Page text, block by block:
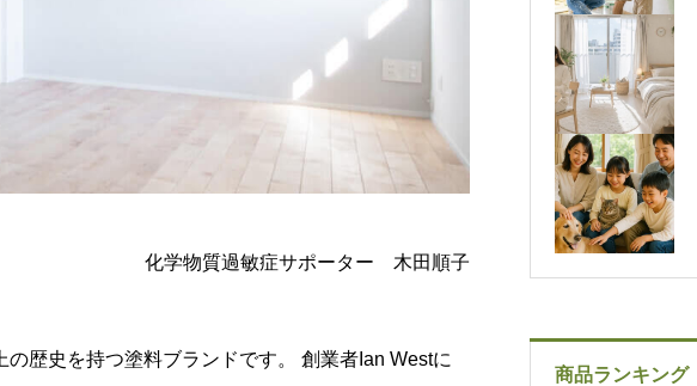
化学物質過敏症サポーター 木田順子
歴史を持つ塗料ブランドです。 創業者Ian Westに
商品ランキング